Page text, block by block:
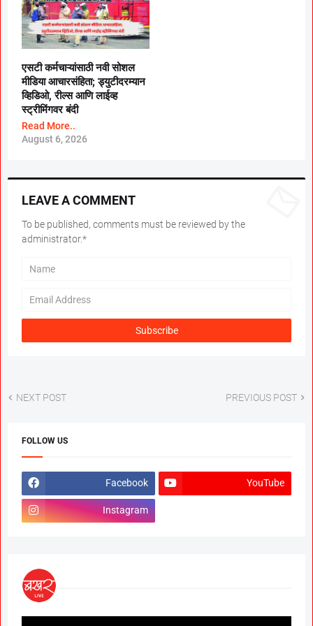
एसटी कर्मचाऱ्यांसाठी नवी सोशल
मीडिया आचारसंहिता; ड्युटीदरम्यान
व्हिडिओ, रील्स आणि लाईव्ह
स्ट्रीमिंगवर बंदी
Read More..
August 6, 2026
LEAVE A COMMENT
To be published, comments must be reviewed by the
administrator.*
NEXT POST PREVIOUS POST
FOLLOW US
Facebook YouTube
Instagram